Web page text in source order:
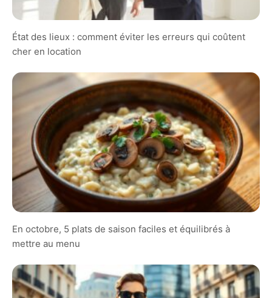
État des lieux : comment éviter les erreurs qui coûtent
cher en location
En octobre, 5 plats de saison faciles et équilibrés à
mettre au menu